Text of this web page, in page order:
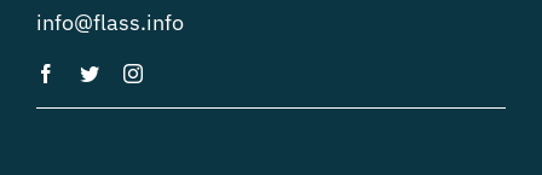
info@flass.info